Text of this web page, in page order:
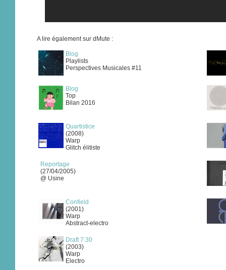
A lire également sur dMute :
Blog
Playlists
Perspectives Musicales #11
Blog
Top
Bilan 2016
Quartistice
(2008)
Warp
Glitch élitiste
Reportage
(27/04/2005)
@ Usine
Confield
(2001)
Warp
Abstract-electro
Draft 7.30
(2003)
Warp
Electro